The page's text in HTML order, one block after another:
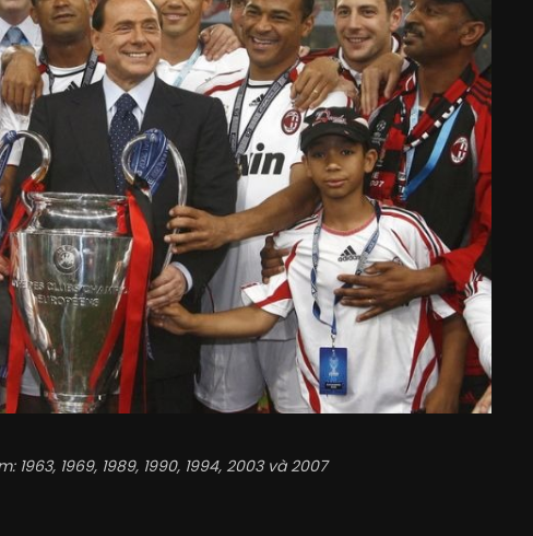
1969, 1989, 1990, 1994, 2003 và 2007